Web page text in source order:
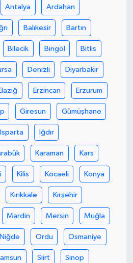
Antalya Ardahan
Balıkesir Bartın
Bilecik Bingöl Bitlis
Denizli Diyarbakır
Erzincan Erzurum
Giresun Gümüşhane
Isparta Iğdır
Karaman Kars
Kilis Kocaeli Konya
Kırıkkale Kırşehir
Mardin Mersin Muğla
Niğde Ordu Osmaniye
Siirt Sinop